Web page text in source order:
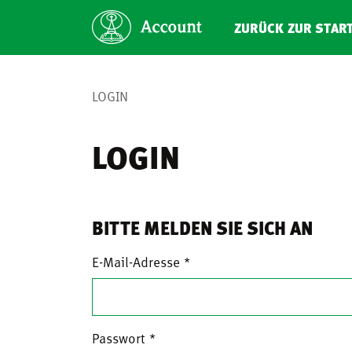
ZURÜCK ZUR
LOGIN
LOGIN
BITTE MELDEN SIE SICH AN
E-Mail-Adresse
Passwort